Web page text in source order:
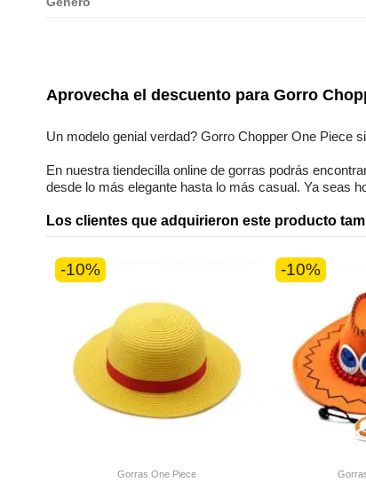
Aprovecha el descuento para Gorro
Un modelo genial verdad? Gorro Chopper One Piece
En nuestratiendecilla online de gorras podrás
desde lo más elegante hasta lo más casual. Ya seas
Los clientes que adquirieron este producto
-10%
Gorras One Piece
-10%